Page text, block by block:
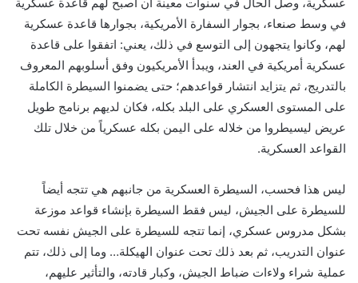
في وسط صنعاء، بجوار السفارة الأمريكية، بجوارها قاعدة عسكرية
لهم، وكانوا يتجهون إلى التوسع في ذلك، يعني: اتفقوا على قاعدة
عسكرية أمريكية في العند، ويبدأ الأمريكيون وفق أسلوبهم المعروف
بالتدريج، ثم يتزايد انتشار قواعدهم؛ حتى يضمنوا السيطرة الكاملة
على المستوى العسكري على البلد بكله، فكان لديهم برنامج طويل
عريض ليسيطروا من خلاله على اليمن بكله عسكرياً من خلال تلك
القواعد العسكرية.
ليس هذا فحسب، السيطرة العسكرية من جانبهم هي تتجه أيضاً
للسيطرة على الجيش، ليس فقط السيطرة بإنشاء قواعد موزعة
بشكل مدروس عسكري، إنما تتجه للسيطرة على الجيش نفسه تحت
عنوان التدريب، ثم بعد ذلك تحت عنوان الهيكلة… وما إلى ذلك، تتم
عملية شراء ولاءات ضباط الجيش، وكبار قادته، والتأثير عليهم،